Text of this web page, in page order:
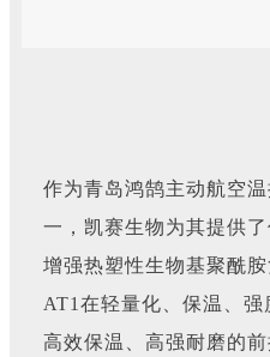
作为青岛鸿鹄主动航空
一，凯赛生物为其提供
增强热塑性生物基聚酰
AT1在轻量化、保温、
高效保温、高强耐磨的